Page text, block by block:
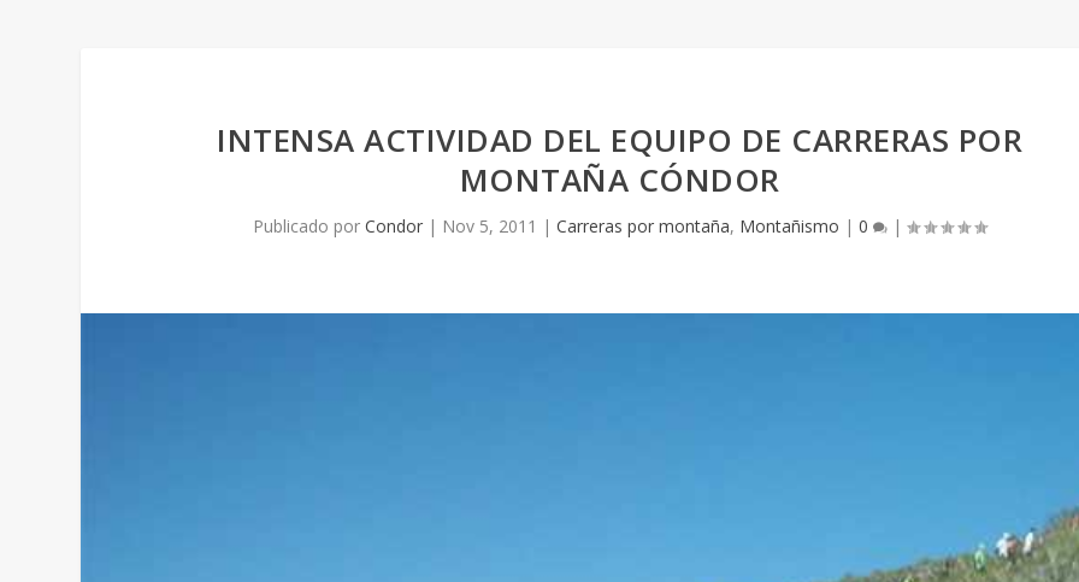
INTENSA ACTIVIDAD DEL EQUIPO DE CARRERAS POR
MONTAÑA CÓNDOR
Publicado porCondor | Nov 5, 2011 |Carreras por montaña, Montañismo |0 |